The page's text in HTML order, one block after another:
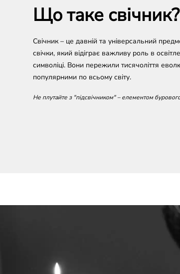
Що таке свічник?
Свічник – це давній та універсальний
свічки, який відіграє важливу роль в
символіці. Вони пережили тисячоліття
популярними по всьому світу.
Не плутайте з "підсвічником" – елементом